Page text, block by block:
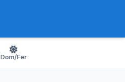
Dom/Fer